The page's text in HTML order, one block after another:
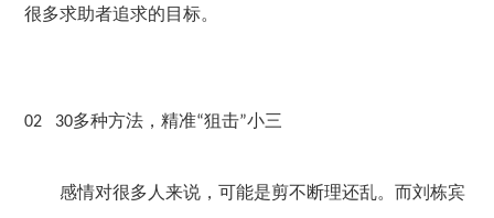
很多求助者追求的目标。
02 30多种方法，精准“狙击”小三
感情对很多人来说，可能是剪不断理还乱。而刘栋宾